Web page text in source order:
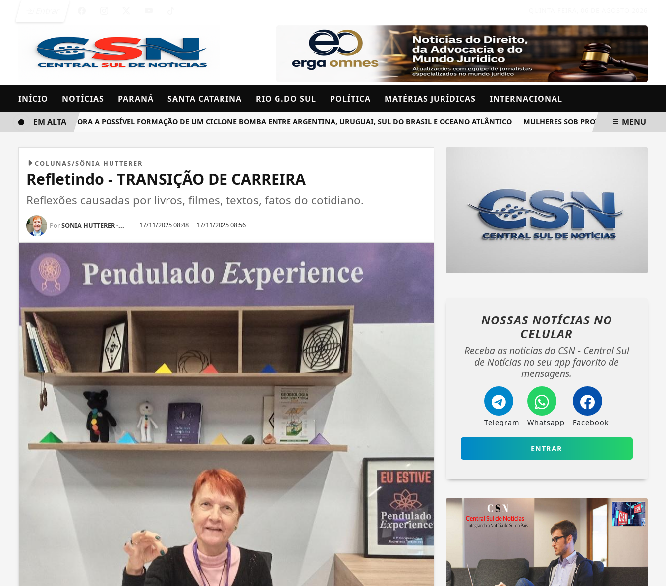
INÍCIO NOTÍCIAS PARANÁ SANTA CATARINA RIO G.DO SUL POLÍTICA MATÉRIAS JURÍDICAS INTERNACIONAL
INMET MONITORA A POSSÍVEL FORMAÇÃO DE UM CICLONE BOMBA ENTRE ARGENTINA, URUGUAI, SUL DO BRASIL E OCEANO ATLÂNTICO MULHERES SOB PROTEÇÃO RECEBERÃO
EM ALTA MENU
COLUNAS/SÔNIA HUTTERER
Refletindo - TRANSIÇÃO DE CARREIRA
Reflexões causadas por livros, filmes, textos, fatos do cotidiano.
PorSONIA HUTTERER -... 17/11/2025 08:48 17/11/2025 08:56
NOSSAS NOTÍCIAS NO
CELULAR
Receba as notícias do CSN - Central Sul
de Notícias no seu app favorito de
mensagens.
Telegram Whatsapp Facebook
ENTRAR